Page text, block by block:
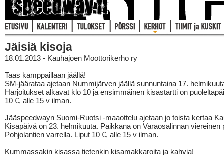
Jäisiä kisoja
18.01.2013 - Kauhajoen Moottorikerho ry
Taas kamppaillaan jäällä!
SM-jäärataa ajetaan Nummijärven jäällä sunnuntaina 17.
Harjoitukset alkavat klo 10 ja ensimmäinen kisastartti on
10 €, alle 15 v ilman.
Jääspeedwayn Suomi-Ruotsi -maaottelu ajetaan jo toista kertaa
Kisapäivä on 23. helmikuuta. Paikkana on Varaosalinnan viereinen
Pohjolantien varrella. Liput 10 €, alle 15 v ilman.
Kummassakin kisassa tietenkin kisamakkaroita ja kahvia!